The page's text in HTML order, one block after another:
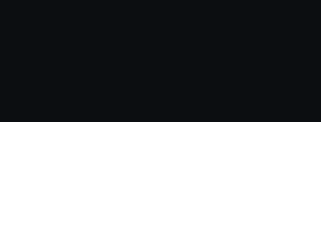
de